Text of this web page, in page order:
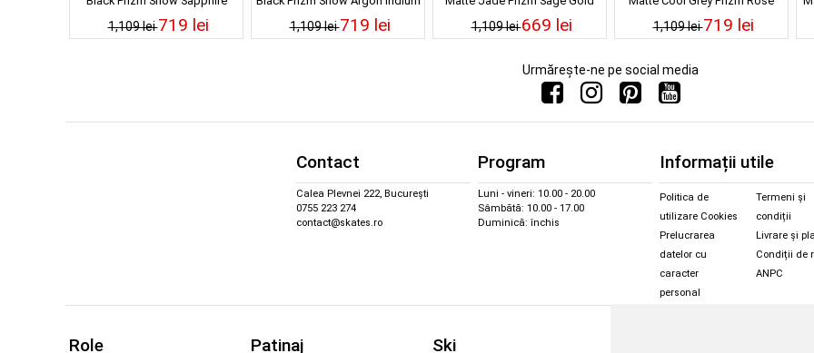
Iridium 23/24
1,109 lei719 lei
23/24
1,109 lei719 lei
Iridium
1,109 lei669 lei
Gold Iridium
1,109 lei719 lei
Urmărește-ne pe social media
Contact
Calea Plevnei 222, București
0755 223 274
contact@skates.ro
Program
Luni - vineri: 10.00 - 20.00
Sâmbătă: 10.00 - 17.00
Duminică: închis
Informații utile
Politica de
utilizare Cookies
Prelucrarea
datelor cu
caracter
personal
Termeni și
condiții
Livrare și
Condiții de
ANPC
Role Patinaj Ski